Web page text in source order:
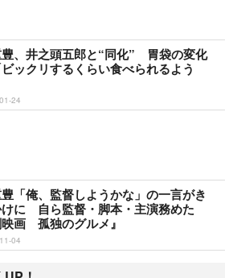
、井之頭五郎と“同化” 胃袋の変化
ックリするくらい食べられるよう
24
「俺、監督しようかな」の一言がき
けに 自ら監督・脚本・主演務めた
映画 孤独のグルメ』
04